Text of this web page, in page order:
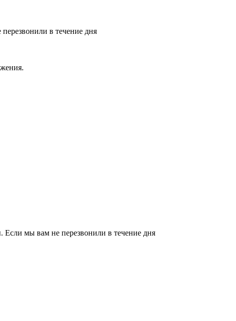
в течение дня
Если мы вам не перезвонили в течение дня